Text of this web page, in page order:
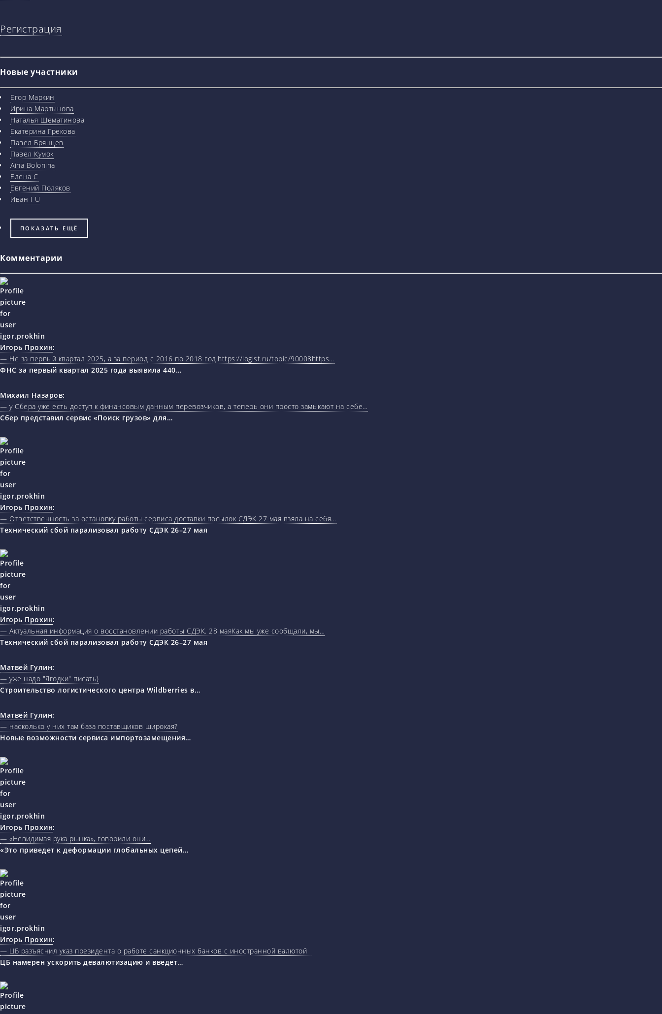
Регистрация
Новые участники
Егор Маркин
Ирина Мартынова
Наталья Шематинова
Екатерина Грекова
Павел Брянцев
Павел Кумок
Aina Bolonina
Елена С
Евгений Поляков
Иван I U
ПОКАЗАТЬ ЕЩЁ
Комментарии
Игорь Прохин:
— Не за первый квартал 2025, а за период с 2016 по 2018 год.https://logist.ru/topic/90008https…
ФНС за первый квартал 2025 года выявила 440…
Михаил Назаров:
— у Сбера уже есть доступ к финансовым данным перевозчиков, а теперь они просто замыкают на себе…
Сбер представил сервис «Поиск грузов» для…
Игорь Прохин:
— Ответственность за остановку работы сервиса доставки посылок СДЭК 27 мая взяла на себя…
Технический сбой парализовал работу СДЭК 26–27 мая
Игорь Прохин:
— Актуальная информация о восстановлении работы СДЭК. 28 маяКак мы уже сообщали, мы…
Технический сбой парализовал работу СДЭК 26–27 мая
Матвей Гулин:
— уже надо "Ягодки" писать)
Строительство логистического центра Wildberries в…
Матвей Гулин:
— насколько у них там база поставщиков широкая?
Новые возможности сервиса импортозамещения…
Игорь Прохин:
— «Невидимая рука рынка», говорили они…
«Это приведет к деформации глобальных цепей…
Игорь Прохин:
— ЦБ разъяснил указ президента о работе санкционных банков с иностранной валютой
ЦБ намерен ускорить девалютизацию и введет…